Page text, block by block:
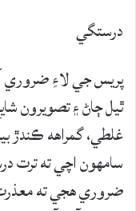
درستگي
پريس جي لاءِ ضروري
ٿيل ڄاڻ ۽ تصويرون
غلطي، گمراهه ڪندڙ
سامهون اچي ته
ضروري هجي ته